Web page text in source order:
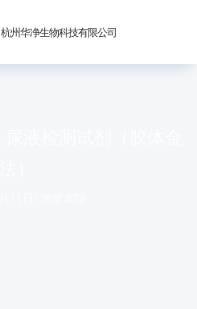
杭州华净生物科技有限公司